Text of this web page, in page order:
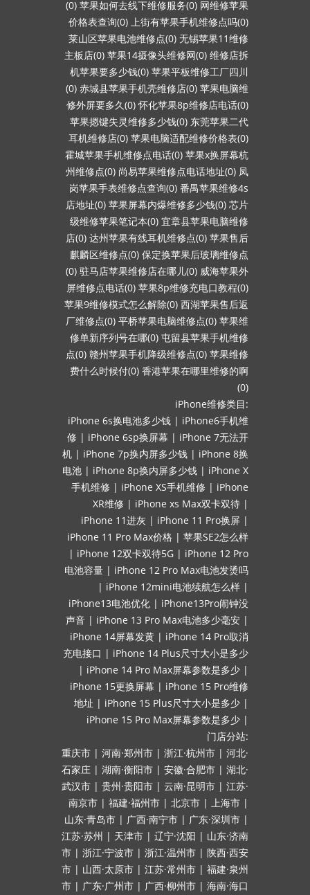
(0) 苹果如何去线下维修服务(0) 网维修苹果
价格表查询(0) 上街有苹果手机维修点吗(0)
莱山区苹果电池维修点(0) 无锡苹果11维修
主板店(0) 苹果14摄像头维修网(0) 维修店拆
机苹果要多少钱(0) 苹果平板维修工厂四川
(0) 赤城县苹果手机壳维修店(0) 苹果电脑维
修外屏要多久(0) 怀化苹果8p维修店电话(0)
苹果摁键失灵维修多少钱(0) 东莞苹果二代
耳机维修店(0) 苹果电脑适配维修价格表(0)
霍城苹果手机维修点电话(0) 苹果x换屏幕杭
州维修点(0) 尚易苹果维修点电话地址(0) 凤
岗苹果手表维修点查询(0) 番禺苹果维修4s
店地址(0) 苹果屏幕内爆维修多少钱(0) 芯片
级维修苹果笔记本(0) 宜章县苹果电脑维修
店(0) 达州苹果有线耳机维修点(0) 苹果售后
麒麟区维修点(0) 保定换苹果后玻璃维修点
(0) 驻马店苹果维修店在哪儿(0) 威海苹果外
屏维修点电话(0) 苹果8p维修充电口教程(0)
苹果9维修模式怎么解除(0) 西湖苹果售后返
厂维修点(0) 平桥苹果电脑维修点(0) 苹果维
修单新序列号在哪(0) 屯留县苹果手机维修
点(0) 赣州苹果手机降级维修点(0) 苹果维修
费什么时候付(0) 香港苹果在哪里维修的啊
(0)
iPhone维修类目:
iPhone 6s换电池多少钱 | iPhone6手机维
修 | iPhone 6sp换屏幕 | iPhone 7无法开
机 | iPhone 7p换内屏多少钱 | iPhone 8换
电池 | iPhone 8p换内屏多少钱 | iPhone X
手机维修 | iPhone XS手机维修 | iPhone
XR维修 | iPhone xs Max双卡双待 |
iPhone 11进灰 | iPhone 11 Pro换屏 |
iPhone 11 Pro Max价格 | 苹果SE2怎么样
| iPhone 12双卡双待5G | iPhone 12 Pro
电池容量 | iPhone 12 Pro Max电池发烫吗
| iPhone 12mini电池续航怎么样 |
iPhone13电池优化 | iPhone13Pro闹钟没
声音 | iPhone 13 Pro Max电池多少毫安 |
iPhone 14屏幕发黄 | iPhone 14 Pro取消
充电接口 | iPhone 14 Plus尺寸大小是多少
| iPhone 14 Pro Max屏幕参数是多少 |
iPhone 15更换屏幕 | iPhone 15 Pro维修
地址 | iPhone 15 Plus尺寸大小是多少 |
iPhone 15 Pro Max屏幕参数是多少 |
门店分站:
重庆市 | 河南·郑州市 | 浙江·杭州市 | 河北·
石家庄 | 湖南·衡阳市 | 安徽·合肥市 | 湖北·
武汉市 | 贵州·贵阳市 | 云南·昆明市 | 江苏·
南京市 | 福建·福州市 | 北京市 | 上海市 |
山东·青岛市 | 广西·南宁市 | 广东·深圳市 |
江苏·苏州 | 天津市 | 辽宁·沈阳 | 山东·济南
市 | 浙江·宁波市 | 浙江·温州市 | 陕西·西安
市 | 山西·太原市 | 江苏·常州市 | 福建·泉州
市 | 广东·广州市 | 广西·柳州市 | 海南·海口